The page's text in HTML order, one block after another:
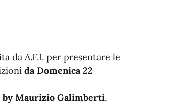
da A.F.I. per presentare le
da Domenica 22
by Maurizio Galimberti,